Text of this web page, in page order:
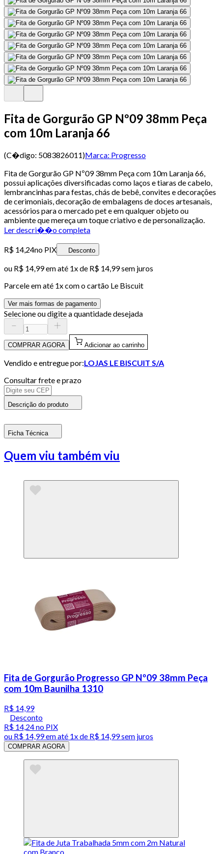
Fita de Gorgurão GP Nº09 38mm Peça
com 10m Laranja 66
(C�digo: 5083826011)Marca: Progresso
Fita de Gorgurão GP Nº09 38mm Peça com 10m Laranja 66,
possui aplicações diversificadas como laços e tiaras de cabelo,
lembrancinhas para festas, chás de bebê, convites e decorações
de cerimoniais, decoração de embalagens de doces artesanais,
acessórios para o mercado pet e em qualquer objeto ou
ambiente que mereça um toque criativo e de personalização.
Ler descri��o completa
R$ 14,24no PIX Desconto
ou R$ 14,99em até 1x de R$ 14,99sem juros
Parcele em até 1x com o cartão Le Biscuit
Ver mais formas de pagamento
Selecione ou digite a quantidade desejada
COMPRAR AGORA Adicionar ao carrinho
Vendido e entregue por:LOJAS LE BISCUIT S/A
Consultar frete e prazo
Descrição do produto
Ficha Técnica
Quem viu também viu
Fita de Gorgurão Progresso GP Nº09 38mm Peça
com 10m Baunilha 1310
R$ 14,99
Desconto
R$ 14,24no PIX
ou R$ 14,99em até 1x de R$ 14,99sem juros
COMPRAR AGORA